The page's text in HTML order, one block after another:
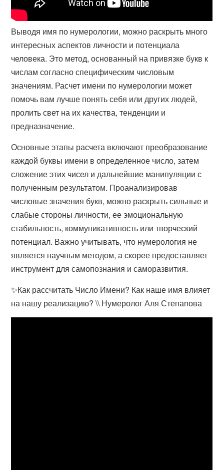
Выводя имя по нумерологии, можно раскрыть много
интересных аспектов личности и потенциала
человека. Это метод, основанный на привязке букв к
числам согласно специфическим числовым
значениям. Расчет имени по нумерологии может
помочь вам лучше понять себя или других людей,
пролить свет на их качества, тенденции и
предназначение.
Основные этапы расчета включают преобразование
каждой буквы имени в определенное число, затем
сложение этих чисел и дальнейшие манипуляции с
полученным результатом. Проанализировав
числовые значения букв, можно раскрыть сильные и
слабые стороны личности, ее эмоциональную
стабильность, коммуникативность или творческий
потенциал. Важно учитывать, что нумерология не
является научным методом, а скорее предоставляет
инструмент для самопознания и саморазвития.
✨Как рассчитать Число Имени? Как наше имя влияет
на нашу реализацию? \\ Нумеролог Аля Степаnова